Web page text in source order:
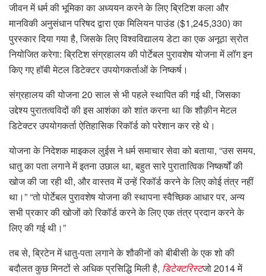
जीवन में धर्म की भूमिका का अध्ययन करने के लिए ब्रिटिश कला और
मानविकी अनुसंधान परिषद द्वारा एक मिलियन पाउंड ($1,245,330) का
पुरस्कार दिया गया है, जिसके लिए विश्वविद्यालय डेटा का एक अनूठा स्रोत
नियोजित करेगा: ब्रिटिश संग्रहालय की पोर्टेबल पुरावशेष योजना में लॉग इन
किए गए हॉबी मेटल डिटेक्टर उपयोगकर्ताओं के निष्कर्ष।
संग्रहालय की योजना 20 साल से भी पहले स्थापित की गई थी, जिसका
उद्देश्य पुरातत्वविदों की इस आशंका को शांत करना था कि शौक़ीन मेटल
डिटेक्टर उपयोगकर्ता ऐतिहासिक रिकॉर्ड को परेशान कर रहे थे।
योजना के निदेशक माइकल लुईस ने धर्म समाचार सेवा को बताया, “उस समय,
धातु का पता लगाने में इतना उछाल था, बहुत सारे पुरातात्विक निष्कर्षों की
खोज की जा रही थी, और वास्तव में उन्हें रिकॉर्ड करने के लिए कोई तंत्र नहीं
था।” “तो पोर्टेबल पुरावशेष योजना की स्थापना स्वैच्छिक आधार पर, अन्य
सभी प्रकार की खोजों को रिकॉर्ड करने के लिए एक तंत्र प्रदान करने के
लिए की गई थी।”
तब से, ब्रिटेन में धातु-पता लगाने के शौकीनों को बीबीसी के एक शो की
बदौलत कुछ मिनटों से अधिक प्रसिद्धि मिली है, डिटेक्टरिस्टजो 2014 में